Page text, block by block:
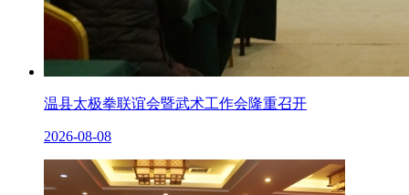
温县太极拳联谊会暨武术工作会隆重召开
2026-08-08